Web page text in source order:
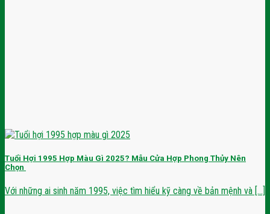
Tuổi Hợi 1995 Hợp Màu Gì 2025? Mẫu Cửa Hợp Phong Thủy Nên
Chọn
Với những ai sinh năm 1995, việc tìm hiểu kỹ càng về bản mệnh và [...]